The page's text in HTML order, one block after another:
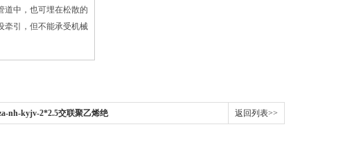
道中，也可埋在松散的
牵引，但不能承受机械
nh-kyjv-2*2.5交联聚乙烯绝 返回列表>>